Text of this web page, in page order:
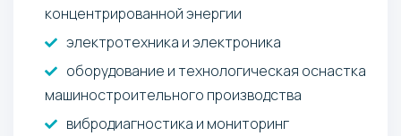
концентрированной энергии
электротехника и электроника
оборудование и технологическая оснастка
машиностроительного производства
вибродиагностика и мониторинг